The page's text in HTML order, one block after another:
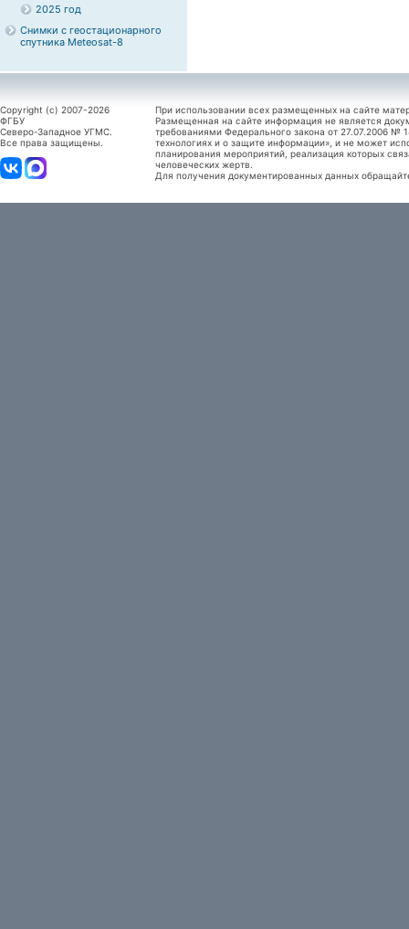
2025 год
Снимки с геостационарного
спутника Meteosat-8
Copyright (c) 2007-2026
ФГБУ
Северо-Западное УГМС.
Все права защищены.
При использовании всех размещенных на сайте
Размещенная на сайте информация не является
требованиями Федерального закона от 27.07.2006
технологиях и о защите информации», и не может
планирования мероприятий, реализация которых
человеческих жертв.
Для получения документированных данных